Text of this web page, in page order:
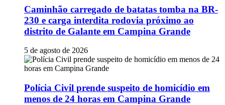
Caminhão carregado de batatas tomba na BR-
230 e carga interdita rodovia próximo ao
distrito de Galante em Campina Grande
5 de agosto de 2026
Polícia Civil prende suspeito de homicídio em
menos de 24 horas em Campina Grande